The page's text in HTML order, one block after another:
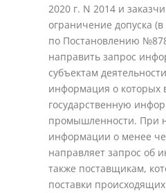
2020 г. N 2014 и
ограничение допуска
по Постановлению
направить запрос
субъектам
информация о которых
государственную
промышленности. При
информации о менее
направляет запрос об
также поставщикам,
поставки